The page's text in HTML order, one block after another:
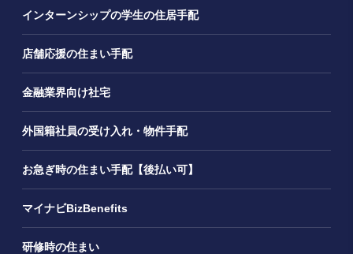
インターンシップの学生の住居手配
店舗応援の住まい手配
金融業界向け社宅
外国籍社員の受け入れ・物件手配
お急ぎ時の住まい手配【後払い可】
マイナビBizBenefits
研修時の住まい